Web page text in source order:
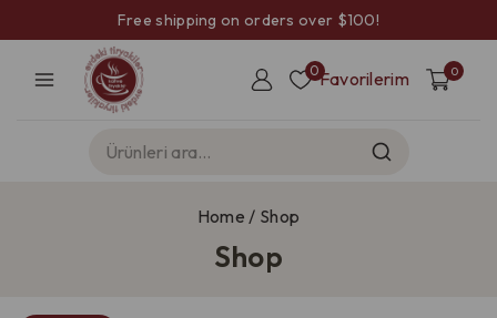
Free shipping on orders over $100!
0Favorilerim 0
Home / Shop
Shop